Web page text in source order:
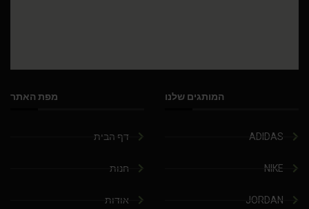
המותגים שלנו
ADIDAS
NIKE
JORDAN
מפת האתר
דף הבית
חנות
אודות